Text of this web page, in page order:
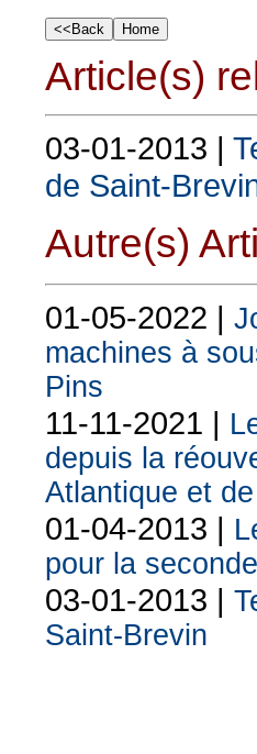
Article(s)
03-01-2013 |
de Saint-
Autre(s)
01-05-2022 |
machines à
Pins
11-11-2021 |
depuis la
Atlantique et
01-04-2013 |
pour la
03-01-2013 |
Saint-Brevin